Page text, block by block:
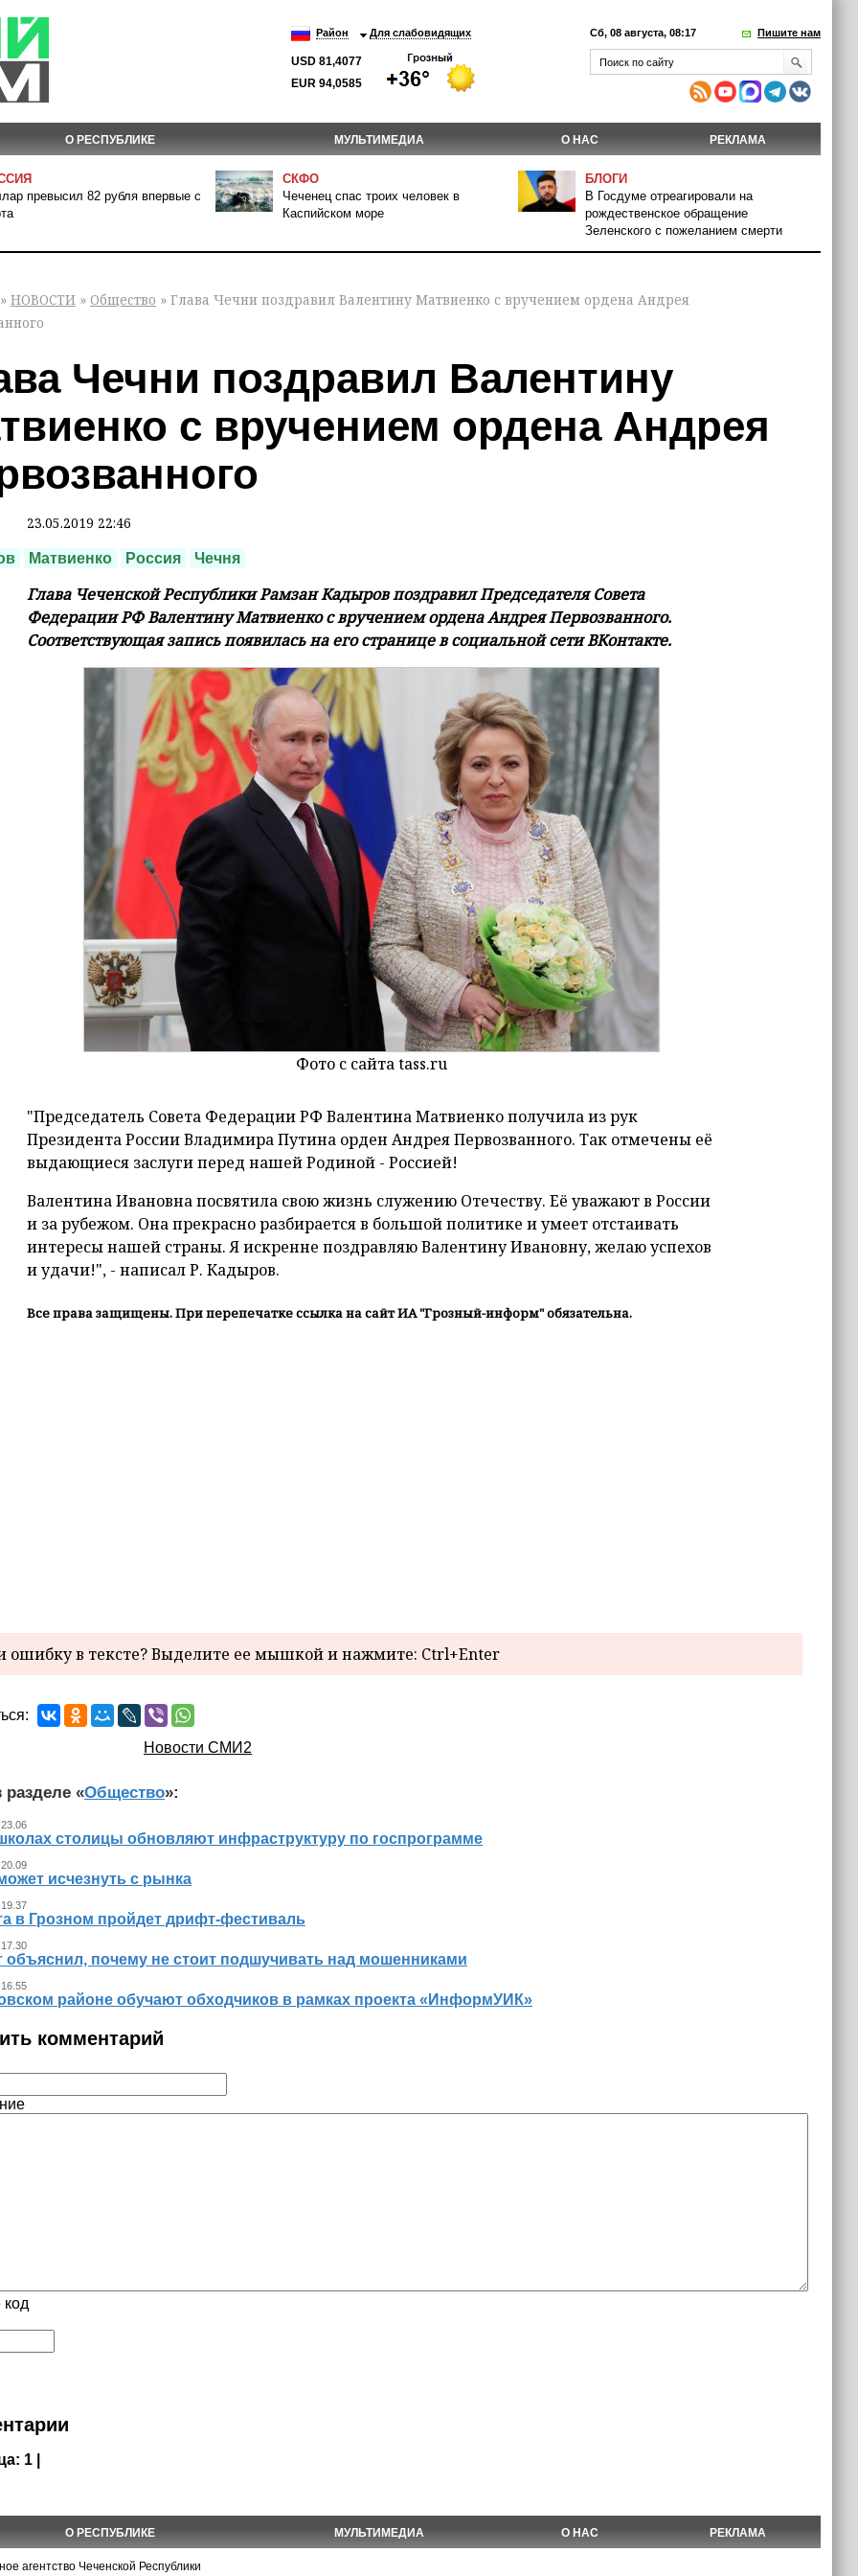
Район Для слабовидящих
USD 81,4077
EUR 94,0585
Сб, 08 августа, 08:17 Пишите нам
О РЕСПУБЛИКЕ МУЛЬТИМЕДИА О НАС РЕКЛАМА
превысил 82 рубля впервые с
СКФО
Чеченец спас троих человек в
Каспийском море
БЛОГИ
В Госдуме отреагировали на
рождественское обращение
Зеленского с пожеланием смерти
» НОВОСТИ » Общество » Глава Чечни поздравил Валентину Матвиенко с вручением ордена Андрея
Чечни поздравил Валентину
с вручением ордена Андрея
23.05.2019 22:46
Матвиенко Россия Чечня
Глава Чеченской Республики Рамзан Кадыров поздравил Председателя Совета
Федерации РФ Валентину Матвиенко с вручением ордена Андрея Первозванного.
Соответствующая запись появилась на его странице в социальной сети ВКонтакте.
Фото с сайта tass.ru
"Председатель Совета Федерации РФ Валентина Матвиенко получила из рук
Президента России Владимира Путина орден Андрея Первозванного. Так отмечены её
выдающиеся заслуги перед нашей Родиной - Россией!
Валентина Ивановна посвятила свою жизнь служению Отечеству. Её уважают в России
и за рубежом. Она прекрасно разбирается в большой политике и умеет отстаивать
интересы нашей страны. Я искренне поздравляю Валентину Ивановну, желаю успехов
и удачи!", - написал Р. Кадыров.
Все права защищены. При перепечатке ссылка на сайт ИА "Грозный-информ" обязательна.
в тексте? Выделите ее мышкой и нажмите: Ctrl+Enter
Новости СМИ2
разделе «Общество»:
столицы обновляют инфраструктуру по госпрограмме
исчезнуть с рынка
в Грозном пройдет дрифт-фестиваль
объяснил, почему не стоит подшучивать над мошенниками
районе обучают обходчиков в рамках проекта «ИнформУИК»
комментарий
код
1 |
О РЕСПУБЛИКЕ МУЛЬТИМЕДИА О НАС РЕКЛАМА
агентство Чеченской Республики